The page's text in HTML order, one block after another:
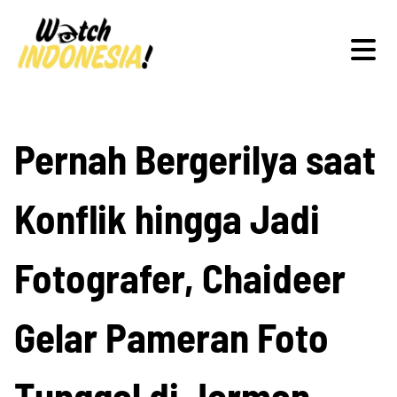
Schwerpunkte
Veranstaltungen
Publikationen
Pernah Bergerilya saat
Konflik hingga Jadi
Fotografer, Chaideer
Gelar Pameran Foto